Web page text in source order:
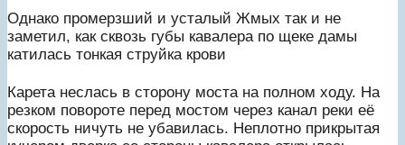
Однако промерзший и усталый Жмых так и не
заметил, как сквозь губы кавалера по щеке дамы
катилась тонкая струйка крови
Карета неслась в сторону моста на полном ходу. На
резком повороте перед мостом через канал реки её
скорость ничуть не убавилась. Неплотно прикрытая